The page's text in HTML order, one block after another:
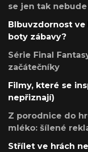
se jen tak
Blbuvzdornost ve
boty zábavy?
Série Final
začátečníky
Filmy, které se
nepřiznají)
Z porodnice do
mléko: šílené
Střílet ve hrách